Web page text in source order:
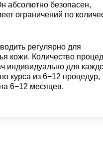
абсолютно безопасен,
ограничений по
регулярно для
кожи. Количество
индивидуально для
курса из 6−12 процедур,
6−12 месяцев.